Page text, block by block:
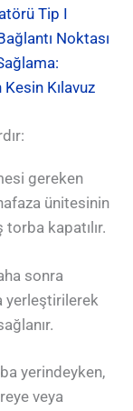
Tip I
Noktası
Kılavuz
gereken
ünitesinin
kapatılır.
sonra
yerleştirilerek
yerindeyken,
veya